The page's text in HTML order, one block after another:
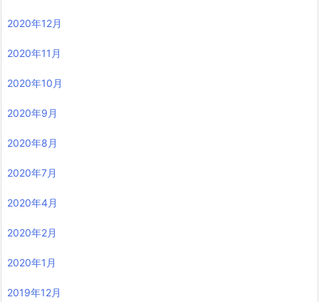
2020年12月
2020年11月
2020年10月
2020年9月
2020年8月
2020年7月
2020年4月
2020年2月
2020年1月
2019年12月